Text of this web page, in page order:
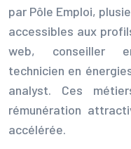
par Pôle Emploi,
accessibles aux
web, conseiller
technicien en
analyst. Ces
rémunération
accélérée.